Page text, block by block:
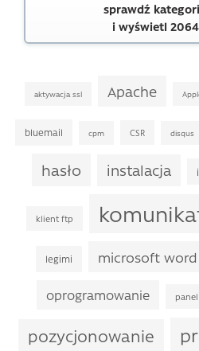
sprawdź
i wyświetl
aktywacja ssl Apache
bluemail cpm CSR disqus
hasło instalacja
klient ftp
legimi microsoft word
oprogramowanie
pozycjonowanie